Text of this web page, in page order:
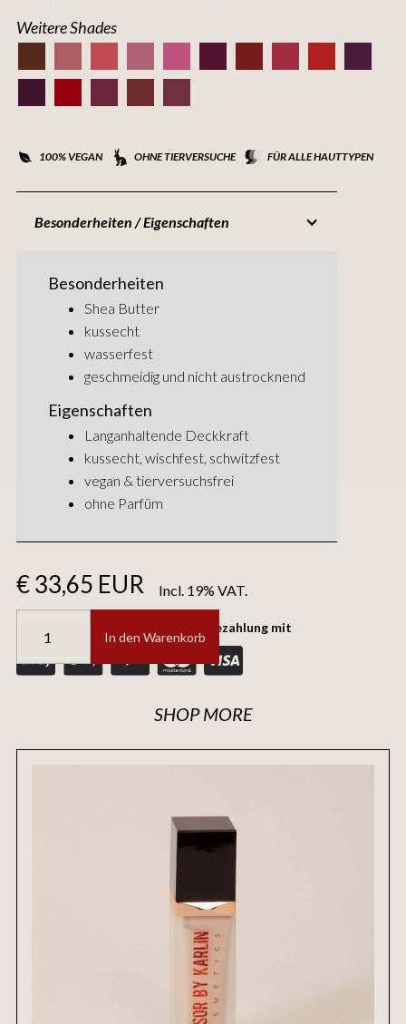
Weitere Shades
100% VEGAN OHNE TIERVERSUCHE FÜR ALLE HAUTTYPEN
Besonderheiten / Eigenschaften
Besonderheiten
Shea Butter
kussecht
wasserfest
geschmeidig und nicht austrocknend
Eigenschaften
Langanhaltende Deckkraft
kussecht, wischfest, schwitzfest
vegan & tierversuchsfrei
ohne Parfüm
€ 33,65 EUR Incl. 19% VAT.
Sichere und vertrauenswürdige Bezahlung mit
SHOP MORE